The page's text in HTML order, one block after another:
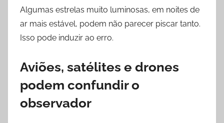
Algumas estrelas muito luminosas, em noites de
ar mais estável, podem não parecer piscar tanto.
Isso pode induzir ao erro.
Aviões, satélites e drones
podem confundir o
observador